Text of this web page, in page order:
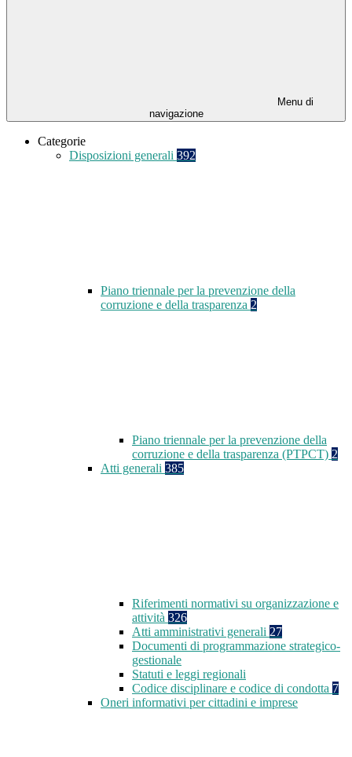
Menu di
navigazione
Categorie
Disposizioni generali 392
Piano triennale per la prevenzione della
corruzione e della trasparenza 2
Piano triennale per la prevenzione della
corruzione e della trasparenza (PTPCT) 2
Atti generali 385
Riferimenti normativi su organizzazione e
attività 326
Atti amministrativi generali 27
Documenti di programmazione strategico-
gestionale
Statuti e leggi regionali
Codice disciplinare e codice di condotta 7
Oneri informativi per cittadini e imprese